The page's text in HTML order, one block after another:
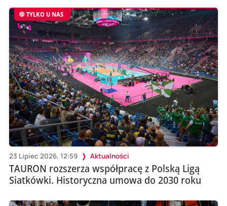
TYLKO U NAS
23 Lipiec 2026, 12:59 Aktualności
TAURON rozszerza współpracę z Polską Ligą
Siatkówki. Historyczna umowa do 2030 roku